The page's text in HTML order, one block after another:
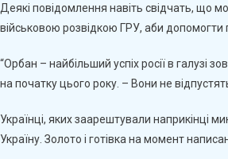
Деякі повідомлення навіть свідчать, що
військовою розвідкою ГРУ, аби допомогти
“Орбан – найбільший успіх росії в галузі
на початку цього року. – Вони не
Українці, яких заарештували наприкінці
Україну. Золото і готівка на момент